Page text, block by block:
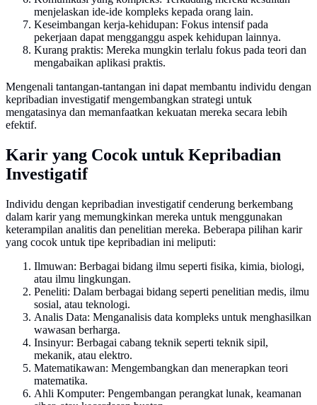
menjelaskan ide-ide kompleks kepada orang lain.
Keseimbangan kerja-kehidupan: Fokus intensif pada
pekerjaan dapat mengganggu aspek kehidupan lainnya.
Kurang praktis: Mereka mungkin terlalu fokus pada teori dan
mengabaikan aplikasi praktis.
Mengenali tantangan-tantangan ini dapat membantu individu dengan
kepribadian investigatif mengembangkan strategi untuk
mengatasinya dan memanfaatkan kekuatan mereka secara lebih
efektif.
Karir yang Cocok untuk Kepribadian
Investigatif
Individu dengan kepribadian investigatif cenderung berkembang
dalam karir yang memungkinkan mereka untuk menggunakan
keterampilan analitis dan penelitian mereka. Beberapa pilihan karir
yang cocok untuk tipe kepribadian ini meliputi:
Ilmuwan: Berbagai bidang ilmu seperti fisika, kimia, biologi,
atau ilmu lingkungan.
Peneliti: Dalam berbagai bidang seperti penelitian medis, ilmu
sosial, atau teknologi.
Analis Data: Menganalisis data kompleks untuk menghasilkan
wawasan berharga.
Insinyur: Berbagai cabang teknik seperti teknik sipil,
mekanik, atau elektro.
Matematikawan: Mengembangkan dan menerapkan teori
matematika.
Ahli Komputer: Pengembangan perangkat lunak, keamanan